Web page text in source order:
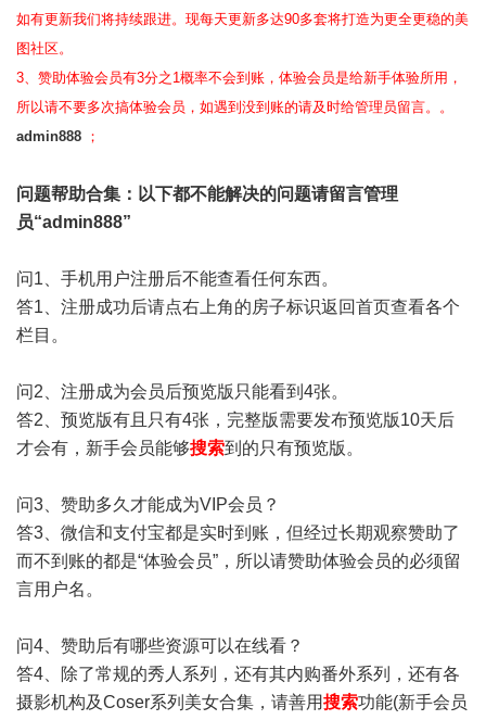
如有更新我们将持续跟进。现每天更新多达90多套将打造为更全更稳的美
图社区。
3、赞助体验会员有3分之1概率不会到账，体验会员是给新手体验所用，
所以请不要多次搞体验会员，如遇到没到账的请及时给管理员留言。。
admin888 ；
问题帮助合集 ：以下都不能解决的问题请留言管理
员“admin888”
问1、手机用户注册后不能查看任何东西。
答1、注册成功后请点右上角的房子标识返回首页查看各个
栏目。
问2、注册成为会员后预览版只能看到4张。
答2、预览版有且只有4张，完整版需要发布预览版10天后
才会有，新手会员能够搜索到的只有预览版。
问3、赞助多久才能成为VIP会员？
答3、微信和支付宝都是实时到账，但经过长期观察赞助了
而不到账的都是“体验会员”，所以请赞助体验会员的必须留
言用户名。
问4、赞助后有哪些资源可以在线看？
答4、除了常规的秀人系列，还有其内购番外系列，还有各
摄影机构及Coser系列美女合集，请善用搜索功能(新手会员